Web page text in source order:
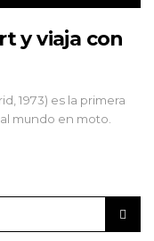
y viaja con
1973) es la primera
mundo en moto.